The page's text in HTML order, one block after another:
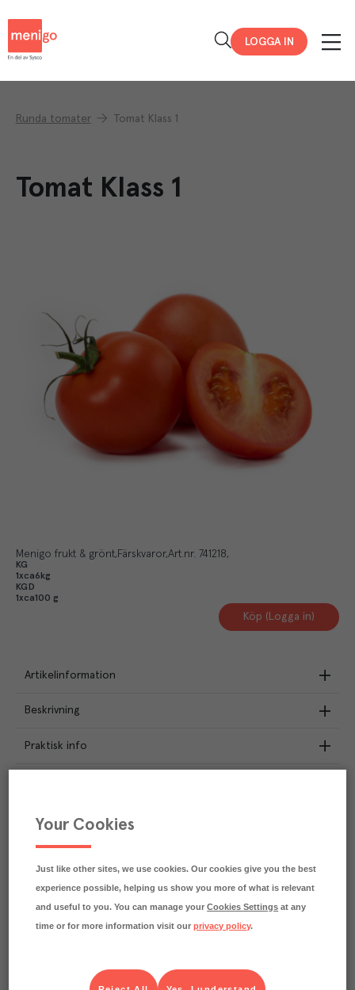
LOGGA IN
Runda tomater Tomat Klass 1
Tomat Klass 1
Menigo frukt & grönt Färskvaror Art.nr. 741218
KG
1xca6kg
KGD
1xca100 g
Köp (Logga in)
Artikelinformation
Beskrivning
Praktisk info
Klimatavtryck
utsläppen av 1.6 kg koldioxid.
Läs mer om hur vi beräknar klimatavtryck
Your Cookies
Just like other sites, we use cookies. Our cookies give you the best
experience possible, helping us show you more of what is relevant
and useful to you. You can manage yourCookies Settings at any
time or for more information visit ourprivacy policy.